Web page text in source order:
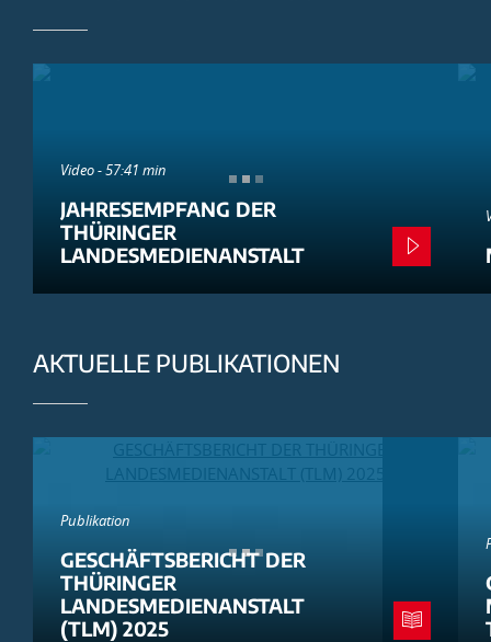
Video - 57:41 min
JAHRESEMPFANG DER
THÜRINGER
LANDESMEDIENANSTALT
AKTUELLE PUBLIKATIONEN
Publikation
GESCHÄFTSBERICHT DER
THÜRINGER
LANDESMEDIENANSTALT
(TLM) 2025